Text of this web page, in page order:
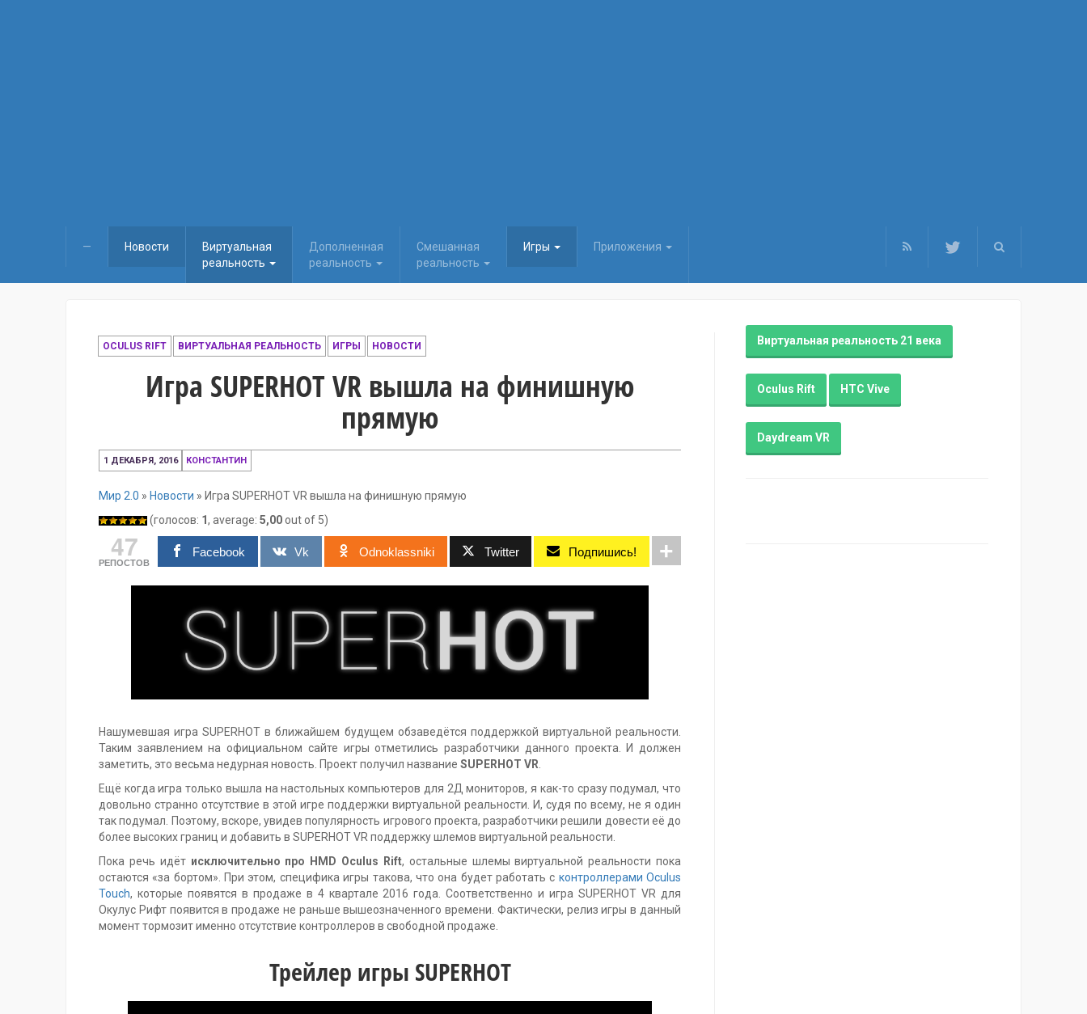
— Новости
Виртуальная
реальность
Дополненная
реальность
Смешанная
реальность
Игры Приложения
OCULUS RIFT ВИРТУАЛЬНАЯ РЕАЛЬНОСТЬ ИГРЫ НОВОСТИ
Игра SUPERHOT VR вышла на финишную
прямую
1 ДЕКАБРЯ, 2016
1
декабря,
КОНСТАНТИН
Мир 2.0 » Новости » Игра SUPERHOT VR вышла на финишную прямую
(голосов: 1, average: 5,00out of 5)
47
РЕПОСТОВ
Facebook Vk Odnoklassniki Twitter Подпишись!
Нашумевшая игра SUPERHOT в ближайшем будущем обзаведётся поддержкой виртуальной реальности.
Таким заявлением на официальном сайте игры отметились разработчики данного проекта. И должен
заметить, это весьма недурная новость. Проект получил название SUPERHOT VR.
Ещё когда игра только вышла на настольных компьютеров для 2Д мониторов, я как-то сразу подумал, что
довольно странно отсутствие в этой игре поддержки виртуальной реальности. И, судя по всему, не я один
так подумал. Поэтому, вскоре, увидев популярность игрового проекта, разработчики решили довести её до
более высоких границ и добавить в SUPERHOT VR поддержку шлемов виртуальной реальности.
Пока речь идёт исключительно про HMD Oculus Rift, остальные шлемы виртуальной реальности пока
остаются «за бортом». При этом, специфика игры такова, что она будет работать с контроллерами Oculus
Touch, которые появятся в продаже в 4 квартале 2016 года. Соответственно и игра SUPERHOT VR для
Окулус Рифт появится в продаже не раньше вышеозначенного времени. Фактически, релиз игры в данный
момент тормозит именно отсутствие контроллеров в свободной продаже.
Трейлер игры SUPERHOT
Виртуальная реальность 21 века
Oculus Rift HTC Vive
Daydream VR